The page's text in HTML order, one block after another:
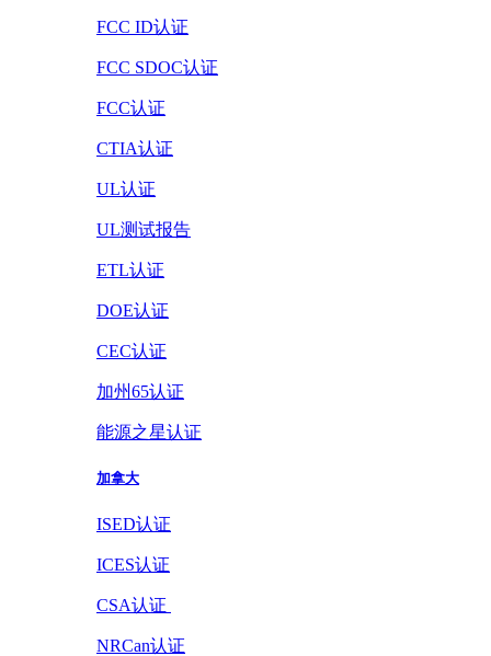
FCC ID认证
FCC SDOC认证
FCC认证
CTIA认证
UL认证
UL测试报告
ETL认证
DOE认证
CEC认证
加州65认证
能源之星认证
加拿大
ISED认证
ICES认证
CSA认证
NRCan认证